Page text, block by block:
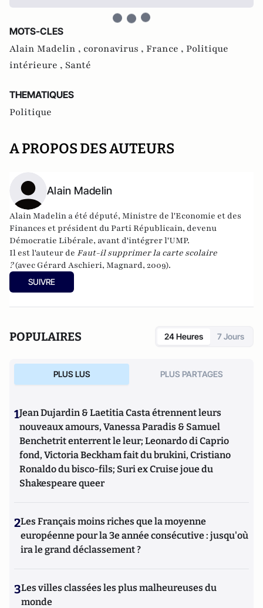
MOTS-CLES
Alain Madelin , coronavirus , France , Politique
intérieure , Santé
THEMATIQUES
Politique
A PROPOS DES AUTEURS
Alain Madelin
Alain Madelin a été député, Ministre de l'Economie et des
Finances et président du Parti Républicain, devenu
Démocratie Libérale, avant d'intégrer l'UMP.
Il est l'auteur de Faut-il supprimer la carte scolaire
?(avec Gérard Aschieri, Magnard, 2009).
SUIVRE
POPULAIRES 24 Heures 7 Jours
PLUS LUS PLUS PARTAGES
1Jean Dujardin & Laetitia Casta étrennent leurs
nouveaux amours, Vanessa Paradis & Samuel
Benchetrit enterrent le leur; Leonardo di Caprio
fond, Victoria Beckham fait du brukini, Cristiano
Ronaldo du bisco-fils; Suri ex Cruise joue du
Shakespeare queer
2Les Français moins riches que la moyenne
européenne pour la 3e année consécutive : jusqu'où
ira le grand déclassement ?
3Les villes classées les plus malheureuses du
monde